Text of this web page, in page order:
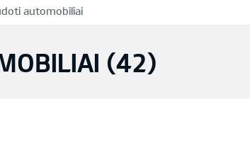
automobiliai
(42)